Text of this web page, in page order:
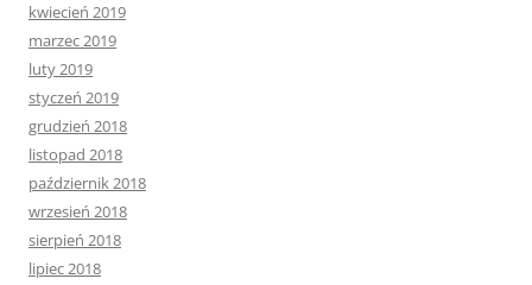
kwiecień 2019
marzec 2019
luty 2019
styczeń 2019
grudzień 2018
listopad 2018
październik 2018
wrzesień 2018
sierpień 2018
lipiec 2018